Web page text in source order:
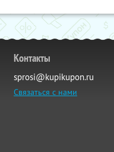
Контакты
sprosi@kupikupon.ru
Связаться с нами